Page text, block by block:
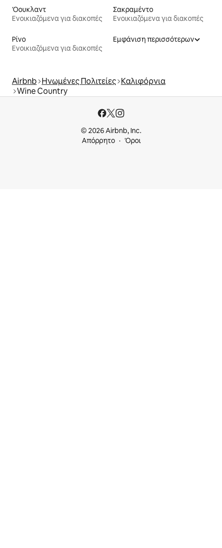
Όουκλαντ
Ενοικιαζόμενα για διακοπές
Σακραμέντο
Ενοικιαζόμενα για διακοπές
Ρίνο
Ενοικιαζόμενα για διακοπές
Εμφάνιση περισσότερων
Airbnb Ηνωμένες Πολιτείες Καλιφόρνια
Wine Country
© 2026 Airbnb, Inc.
Απόρρητο
Όροι